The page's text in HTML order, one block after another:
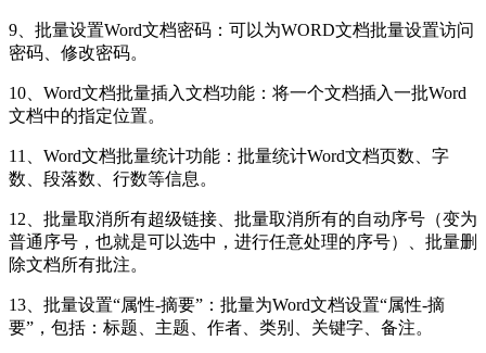
9、批量设置Word文档密码：可以为WORD文档批量设置访问
密码、修改密码。
10、Word文档批量插入文档功能：将一个文档插入一批Word
文档中的指定位置。
11、Word文档批量统计功能：批量统计Word文档页数、字
数、段落数、行数等信息。
12、批量取消所有超级链接、批量取消所有的自动序号（变为
普通序号，也就是可以选中，进行任意处理的序号）、批量删
除文档所有批注。
13、批量设置“属性-摘要”：批量为Word文档设置“属性-摘
要”，包括：标题、主题、作者、类别、关键字、备注。